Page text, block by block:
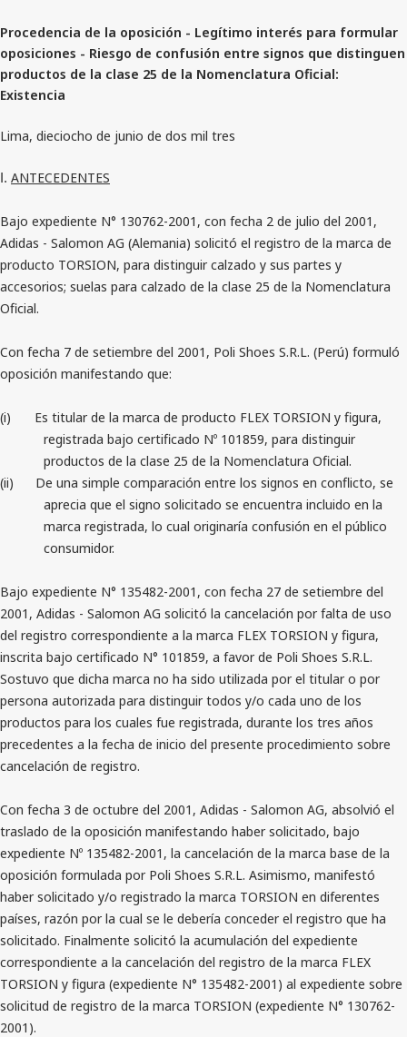
Procedencia de la oposición - Legítimo interés para formular
oposiciones - Riesgo de confusión entre signos que distinguen
productos de la clase 25 de la Nomenclatura Oficial:
Existencia
Lima, dieciocho de junio de dos mil tres
I. ANTECEDENTES
Bajo expediente N° 130762-2001, con fecha 2 de julio del 2001,
Adidas - Salomon AG (Alemania) solicitó el registro de la marca de
producto TORSION, para distinguir calzado y sus partes y
accesorios; suelas para calzado de la clase 25 de la Nomenclatura
Oficial.
Con fecha 7 de setiembre del 2001, Poli Shoes S.R.L. (Perú) formuló
oposición manifestando que:
(i)
Es titular de la marca de producto FLEX TORSION y figura,
registrada bajo certificado Nº 101859, para distinguir
productos de la clase 25 de la Nomenclatura Oficial.
(ii)
De una simple comparación entre los signos en conflicto, se
aprecia que el signo solicitado se encuentra incluido en la
marca registrada, lo cual originaría confusión en el público
consumidor.
Bajo expediente N° 135482-2001, con fecha 27 de setiembre del
2001, Adidas - Salomon AG solicitó la cancelación por falta de uso
del registro correspondiente a la marca FLEX TORSION y figura,
inscrita bajo certificado N° 101859, a favor de Poli Shoes S.R.L.
Sostuvo que dicha marca no ha sido utilizada por el titular o por
persona autorizada para distinguir todos y/o cada uno de los
productos para los cuales fue registrada, durante los tres años
precedentes a la fecha de inicio del presente procedimiento sobre
cancelación de registro.
Con fecha 3 de octubre del 2001, Adidas - Salomon AG, absolvió el
traslado de la oposición manifestando haber solicitado, bajo
expediente Nº 135482-2001, la cancelación de la marca base de la
oposición formulada por Poli Shoes S.R.L. Asimismo, manifestó
haber solicitado y/o registrado la marca TORSION en diferentes
países, razón por la cual se le debería conceder el registro que ha
solicitado. Finalmente solicitó la acumulación del expediente
correspondiente a la cancelación del registro de la marca FLEX
TORSION y figura (expediente N° 135482-2001) al expediente sobre
solicitud de registro de la marca TORSION (expediente N° 130762-
2001).